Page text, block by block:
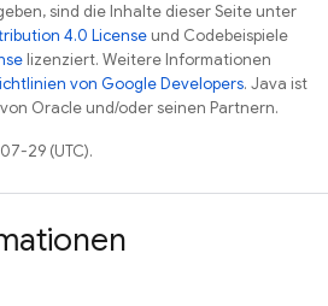
sind die Inhalte dieser Seite unter
4.0 License und Codebeispiele
lizenziert. Weitere Informationen
von Google Developers. Java ist
Oracle und/oder seinen Partnern.
29 (UTC).